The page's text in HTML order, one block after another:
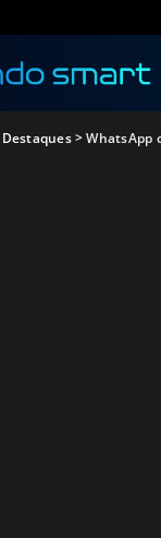
Destaques>WhatsApp